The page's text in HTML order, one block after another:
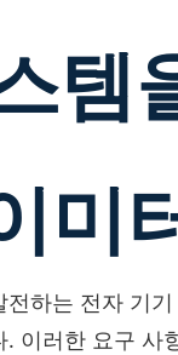
템
미
하는 전자 기
이러한 요구 사